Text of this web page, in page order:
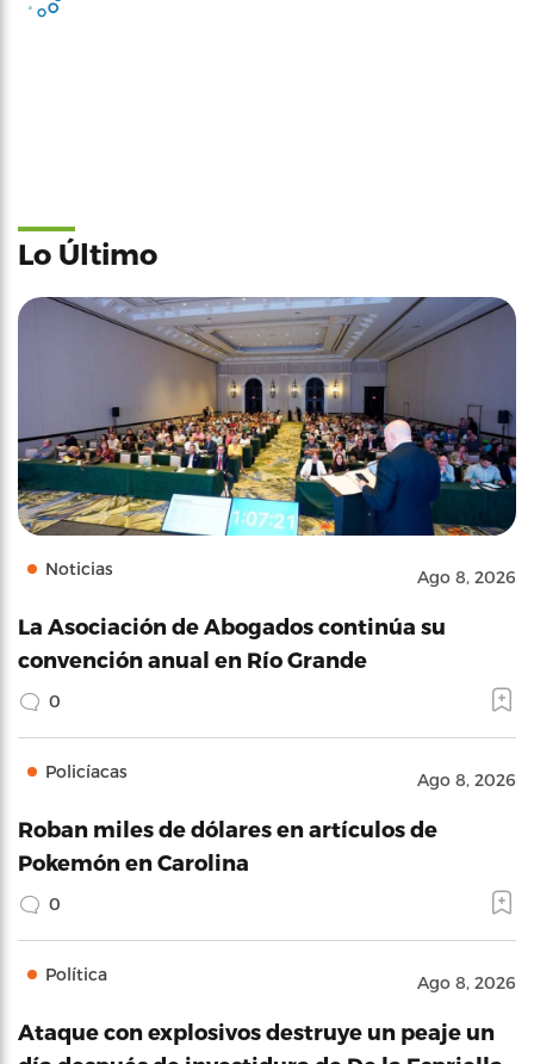
Lo Último
Noticias Ago 8, 2026
La Asociación de Abogados continúa su
convención anual en Río Grande
0
Policíacas Ago 8, 2026
Roban miles de dólares en artículos de
Pokemón en Carolina
0
Política Ago 8, 2026
Ataque con explosivos destruye un peaje un